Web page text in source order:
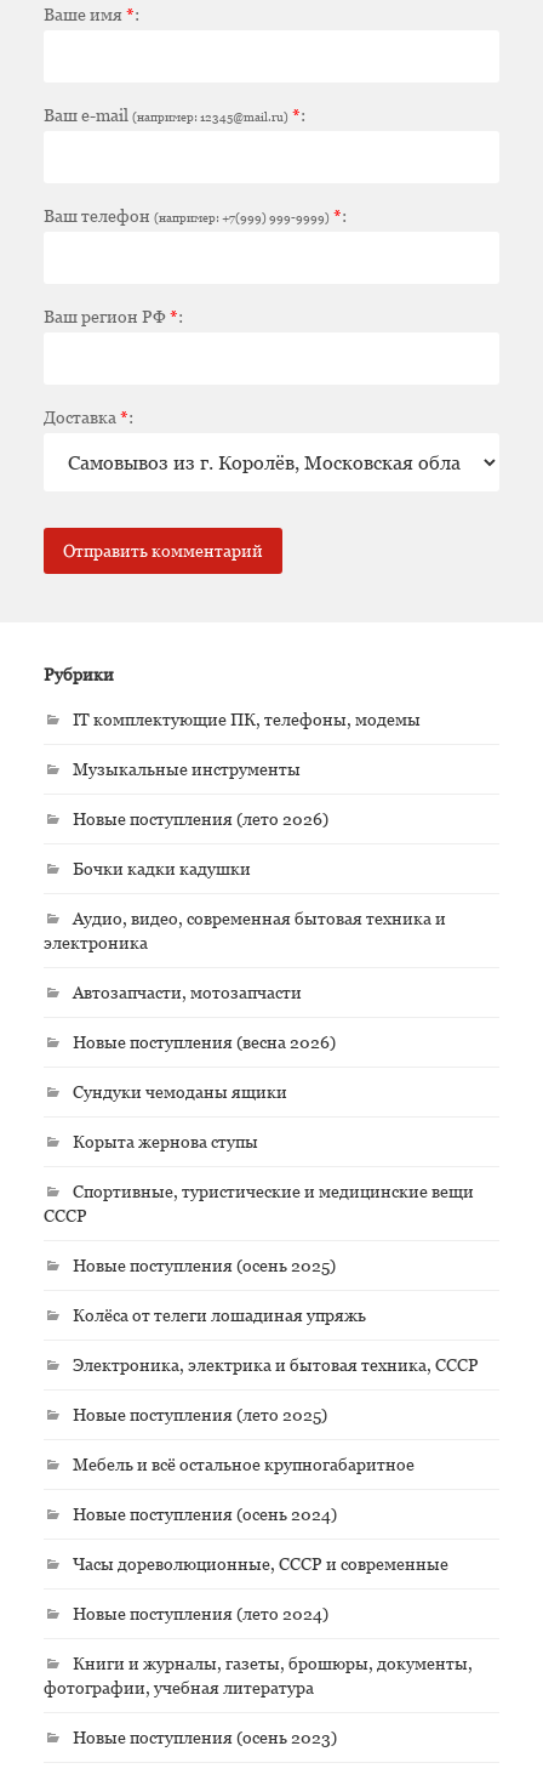
Ваше имя*:
Ваш e-mail (например: 12345@mail.ru) *:
Ваш телефон (например: +7(999) 999-9999) *:
Ваш регион РФ*:
Доставка *:
Рубрики
IT комплектующие ПК, телефоны, модемы
Музыкальные инструменты
Новые поступления (лето 2026)
Бочки кадки кадушки
Аудио, видео, современная бытовая техника и
электроника
Автозапчасти, мотозапчасти
Новые поступления (весна 2026)
Сундуки чемоданы ящики
Корыта жернова ступы
Спортивные, туристические и медицинские вещи
СССР
Новые поступления (осень 2025)
Колёса от телеги лошадиная упряжь
Электроника, электрика и бытовая техника, СССР
Новые поступления (лето 2025)
Мебель и всё остальное крупногабаритное
Новые поступления (осень 2024)
Часы дореволюционные, СССР и современные
Новые поступления (лето 2024)
Книги и журналы, газеты, брошюры, документы,
фотографии, учебная литература
Новые поступления (осень 2023)